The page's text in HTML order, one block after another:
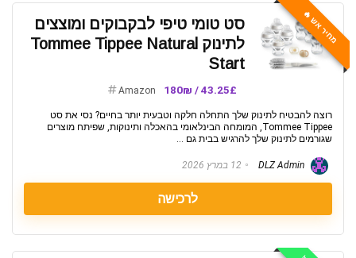
מחיר אש 🔥
סט טומי טיפי לבקבוקים ומוצצים
לתינוק Tommee Tippee Natural
Start
43.25£ / 180₪
Amazon
רוצה להבטיח לתינוק שלך התחלה חלקה וטבעית יותר בחיים? נסי את סט
Tommee Tippee, המומחה הבינלאומי בהאכלה ותינוקות, שפיתח מוצרים
שגורמים לתינוק שלך להרגיש בבית גם ...
12 במרץ 2026
לרכישה